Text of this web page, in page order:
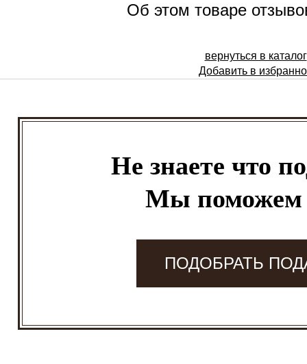
Об этом товаре
вернуться в каталог
Добавить в
Не знаете что
Мы
ПОДОБРАТЬ